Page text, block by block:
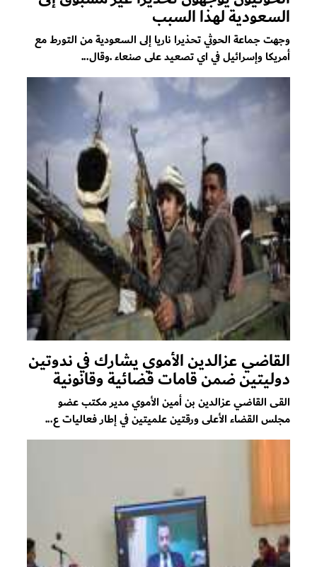
السعودية لهذا السبب
وجهت جماعة الحوثي تحذيرا ناريا إلى السعودية من التورط مع
أمريكا وإسرائيل في اي تصعيد على صنعاء .وقال...
القاضي عزالدين الأموي يشارك في ندوتين
دوليتين ضمن قامات قضائية وقانونية
القى القاضي عزالدين بن أمين الأموي مدير مكتب عضو
مجلس القضاء الأعلى ورقتين علميتين في إطار فعاليات ع...